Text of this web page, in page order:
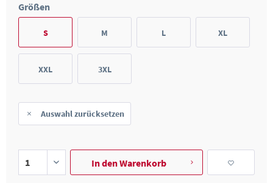
Größen
S M L XL
XXL 3XL
Auswahl zurücksetzen
In denWarenkorb